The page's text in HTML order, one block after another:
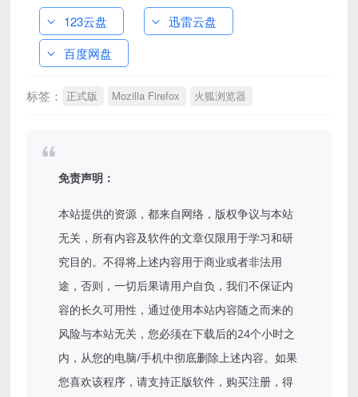
123云盘
迅雷云盘
百度网盘
标签： 正式版 Mozilla Firefox 火狐浏览器
免责声明：
本站提供的资源，都来自网络，版权争议与本站
无关，所有内容及软件的文章仅限用于学习和研
究目的。不得将上述内容用于商业或者非法用
途，否则，一切后果请用户自负，我们不保证内
容的长久可用性，通过使用本站内容随之而来的
风险与本站无关，您必须在下载后的24个小时之
内，从您的电脑/手机中彻底删除上述内容。如果
您喜欢该程序，请支持正版软件，购买注册，得